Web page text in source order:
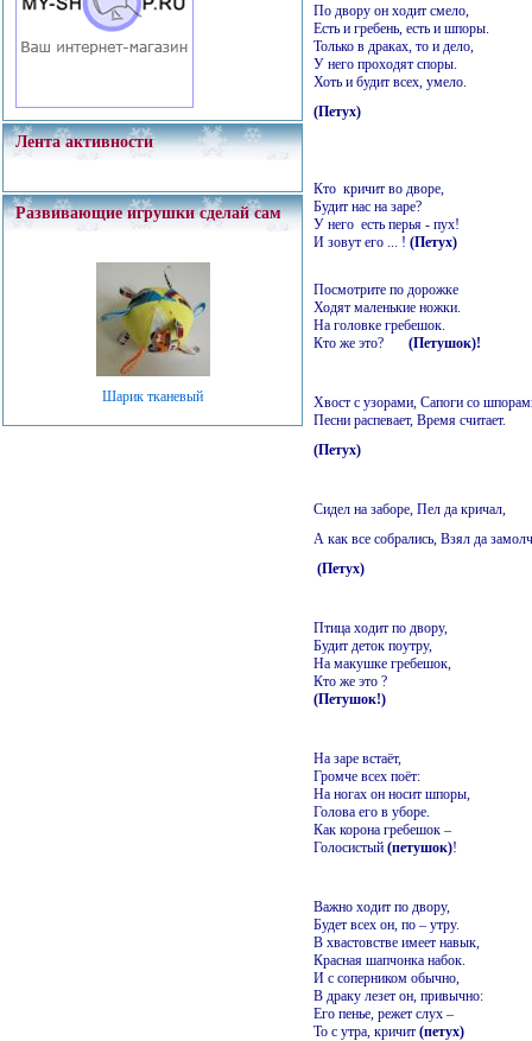
Лента активности
Развивающие игрушки сделай сам
Шарик тканевый
По двору он ходит смело,
Есть и гребень, есть и шпоры.
Только в драках, то и дело,
У него проходят споры.
Хоть и будит всех, умело.
(Петух)
Кто кричит во дворе,
Будит нас на заре?
У него есть перья - пух!
И зовут его ... ! (Петух)
Посмотрите по дорожке
Ходят маленькие ножки.
На головке гребешок.
Кто же это?
(Петушок)!
Хвост с узорами, Сапоги со
Песни распевает, Время считает.
(Петух)
Сидел на заборе, Пел да кричал,
А как все собрались, Взял да
(Петух)
Птица ходит по двору,
Будит деток поутру,
На макушке гребешок,
Кто же это ?
(Петушок!)
На заре встаёт,
Громче всех поёт:
На ногах он носит шпоры,
Голова его в уборе.
Как корона гребешок –
Голосистый (петушок)!
Важно ходит по двору,
Будет всех он, по – утру.
В хвастовстве имеет навык,
Красная шапчонка набок.
И с соперником обычно,
В драку лезет он, привычно:
Его пенье, режет слух –
То с утра, кричит (петух)